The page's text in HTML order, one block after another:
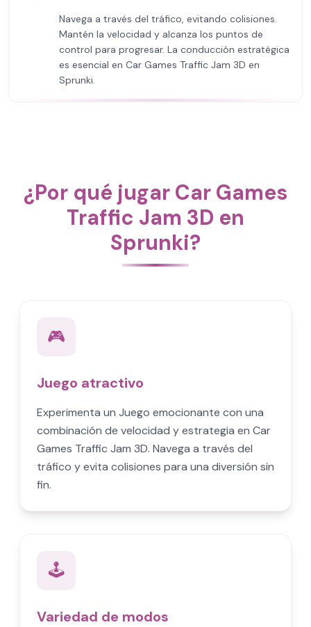
Navega a través del tráfico, evitando colisiones.
Mantén la velocidad y alcanza los puntos de
control para progresar. La conducción estratégica
es esencial en Car Games Traffic Jam 3D en
Sprunki.
¿Por qué jugar Car Games
Traffic Jam 3D en
Sprunki?
🎮
Juego atractivo
Experimenta un Juego emocionante con una
combinación de velocidad y estrategia en Car
Games Traffic Jam 3D. Navega a través del
tráfico y evita colisiones para una diversión sin
fin.
🕹️
Variedad de modos